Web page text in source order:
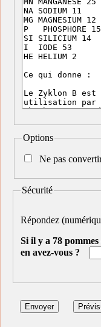
Options
Ne pas
Sécurité
Répondez
Si il y a 78
en avez-vous ?